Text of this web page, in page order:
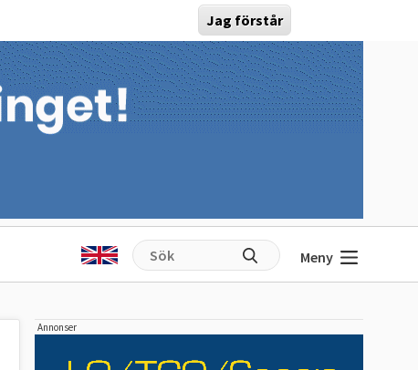
Jag förstår
Meny
Annonser